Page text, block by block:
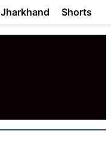
Jharkhand Shorts